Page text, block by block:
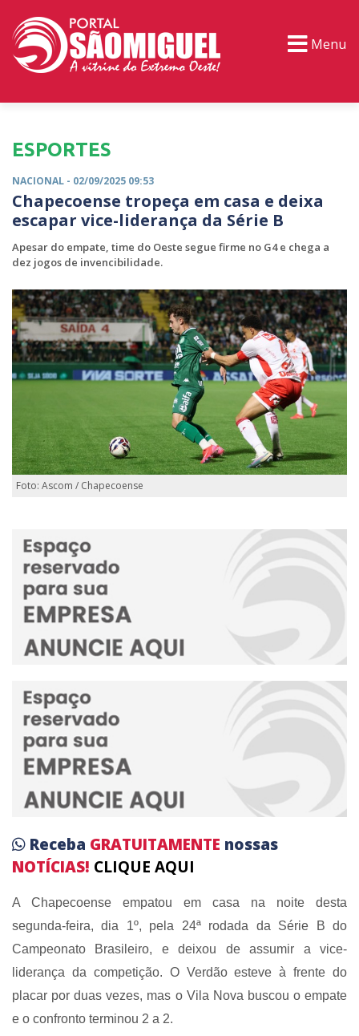
Menu
ESPORTES
NACIONAL - 02/09/2025 09:53
Chapecoense tropeça em casa e deixa
escapar vice-liderança da Série B
Apesar do empate, time do Oeste segue firme no G4 e chega a
dez jogos de invencibilidade.
Foto: Ascom / Chapecoense
Receba GRATUITAMENTE nossas
NOTÍCIAS! CLIQUE AQUI
A Chapecoense empatou em casa na noite desta
segunda-feira, dia 1º, pela 24ª rodada da Série B do
Campeonato Brasileiro, e deixou de assumir a vice-
liderança da competição. O Verdão esteve à frente do
placar por duas vezes, mas o Vila Nova buscou o empate
e o confronto terminou 2 a 2.